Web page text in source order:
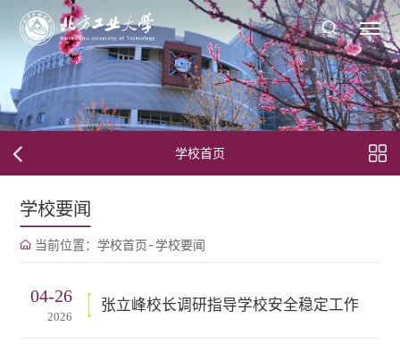
学校首页
学校要闻
当前位置： 学校首页-学校要闻
04-26
2026
张立峰校长调研指导学校安全稳定工作